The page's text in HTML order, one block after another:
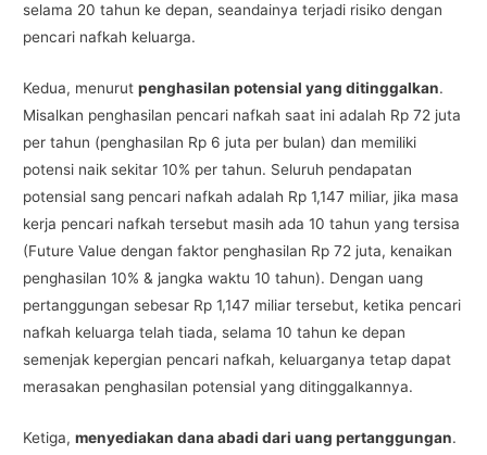
selama 20 tahun ke depan, seandainya terjadi risiko dengan
pencari nafkah keluarga.
Kedua, menurutpenghasilan potensial yang ditinggalkan.
Misalkan penghasilan pencari nafkah saat ini adalah Rp 72 juta
per tahun (penghasilan Rp 6 juta per bulan) dan memiliki
potensi naik sekitar 10% per tahun. Seluruh pendapatan
potensial sang pencari nafkah adalah Rp 1,147 miliar, jika masa
kerja pencari nafkah tersebut masih ada 10 tahun yang tersisa
(Future Value dengan faktor penghasilan Rp 72 juta, kenaikan
penghasilan 10% & jangka waktu 10 tahun). Dengan uang
pertanggungan sebesar Rp 1,147 miliar tersebut, ketika pencari
nafkah keluarga telah tiada, selama 10 tahun ke depan
semenjak kepergian pencari nafkah, keluarganya tetap dapat
merasakan penghasilan potensial yang ditinggalkannya.
Ketiga,menyediakan dana abadi dari uang pertanggungan.